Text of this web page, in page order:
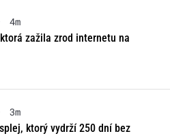
4m
zažila zrod internetu na
3m
ktorý vydrží 250 dní bez